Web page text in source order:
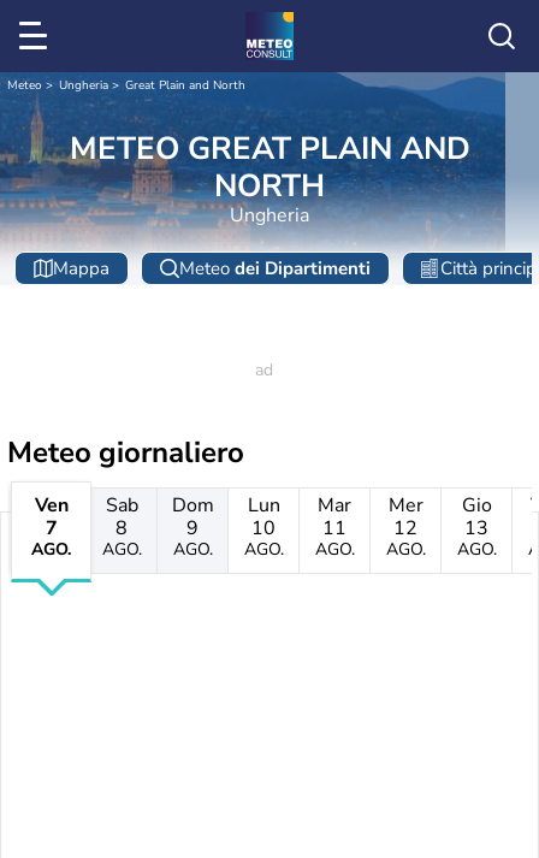
Meteo Ungheria Great Plain and North
METEO GREAT PLAIN AND
NORTH
Ungheria
Mappa Meteo dei Dipartimenti Città
Meteo giornaliero
Ven
7
AGO.
Sab
8
AGO.
Dom
9
AGO.
Lun
10
AGO.
Mar
11
AGO.
Mer
12
AGO.
Gio
13
AGO.